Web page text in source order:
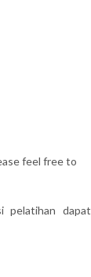
feel free to
pelatihan dapat